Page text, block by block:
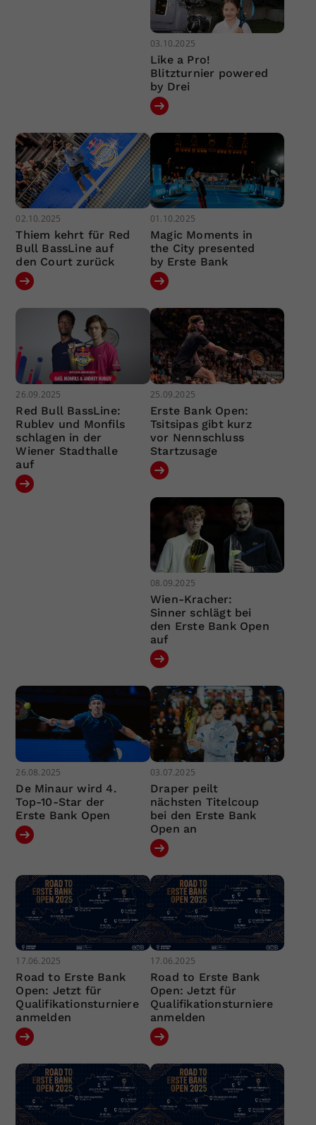
03.10.2025
Like a Pro!
Blitzturnier powered
by Drei
02.10.2025
Thiem kehrt für Red
Bull BassLine auf
den Court zurück
01.10.2025
Magic Moments in
the City presented
by Erste Bank
26.09.2025
Red Bull BassLine:
Rublev und Monfils
schlagen in der
Wiener Stadthalle
auf
25.09.2025
Erste Bank Open:
Tsitsipas gibt kurz
vor Nennschluss
Startzusage
08.09.2025
Wien-Kracher:
Sinner schlägt bei
den Erste Bank Open
auf
26.08.2025
De Minaur wird 4.
Top-10-Star der
Erste Bank Open
03.07.2025
Draper peilt
nächsten Titelcoup
bei den Erste Bank
Open an
17.06.2025
Road to Erste Bank
Open: Jetzt für
Qualifikationsturniere
anmelden
17.06.2025
Road to Erste Bank
Open: Jetzt für
Qualifikationsturniere
anmelden